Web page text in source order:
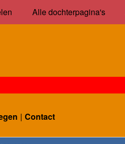
Alle dochterpagina's
Contact